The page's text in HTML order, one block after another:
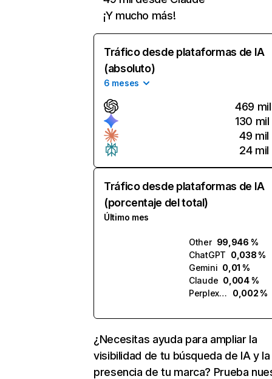
¡Y mucho más!
Tráfico desde plataformas de IA
(absoluto)
6 meses
469 mil
130 mil
49 mil
24 mil
Tráfico desde plataformas de IA
(porcentaje del total)
Último mes
Other 99,946 %
ChatGPT 0,038 %
Gemini 0,01 %
Claude 0,004 %
Perplexity
0,002 %
¿Necesitas ayuda para ampliar la
visibilidad de tu búsqueda de IA y la
presencia de tu marca? Prueba